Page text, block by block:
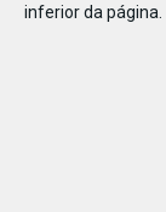
inferior da página.